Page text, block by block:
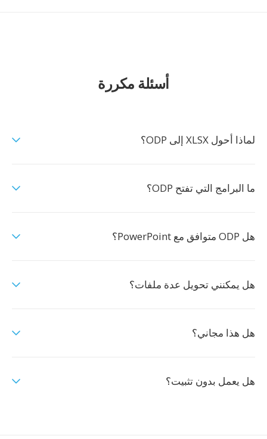
أسئلة مكررة
لماذا أحول XLSX إلى ODP؟
ما البرامج التي تفتح ODP؟
هل ODP متوافق مع PowerPoint؟
هل يمكنني تحويل عدة ملفات؟
هل هذا مجاني؟
هل يعمل بدون تثبيت؟